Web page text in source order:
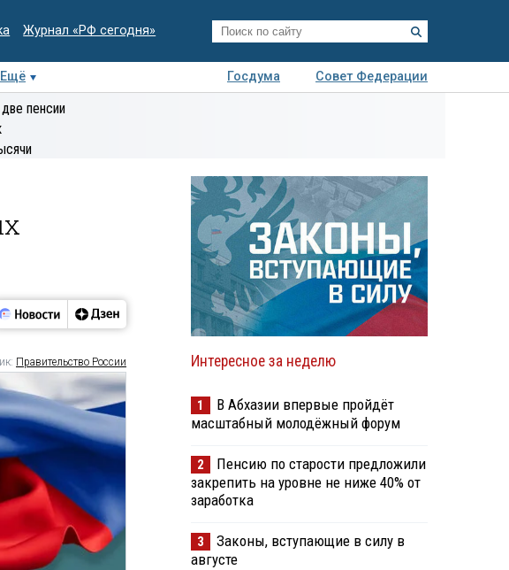
Журнал «РФ сегодня»
Ещё Госдума
Совет Федерации
Деловая
пенсии
Правительство России Интересное за неделю
1
В Абхазии впервые пройдёт
масштабный молодёжный форум
2
Пенсию по старости предложили
закрепить на уровне не ниже 40% от
заработка
3
Законы, вступающие в силу в
августе